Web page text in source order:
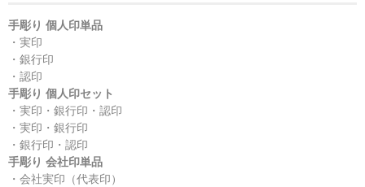
手彫り 個人印単品
・実印
・銀行印
・認印
手彫り 個人印セット
・実印・銀行印・認印
・実印・銀行印
・銀行印・認印
手彫り 会社印単品
・会社実印（代表印）